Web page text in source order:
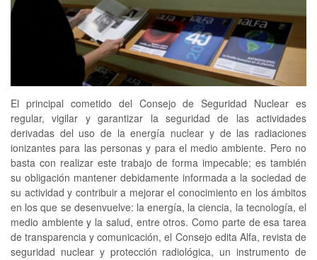
El principal cometido del Consejo de Seguridad Nuclear es
regular, vigilar y garantizar la seguridad de las actividades
derivadas del uso de la energía nuclear y de las radiaciones
ionizantes para las personas y para el medio ambiente. Pero no
basta con realizar este trabajo de forma impecable; es también
su obligación mantener debidamente informada a la sociedad de
su actividad y contribuir a mejorar el conocimiento en los ámbitos
en los que se desenvuelve: la energía, la ciencia, la tecnología, el
medio ambiente y la salud, entre otros. Como parte de esa tarea
de transparencia y comunicación, el Consejo edita Alfa, revista de
seguridad nuclear y protección radiológica, un instrumento de